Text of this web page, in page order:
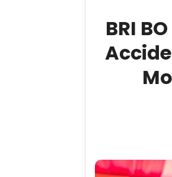
BRI